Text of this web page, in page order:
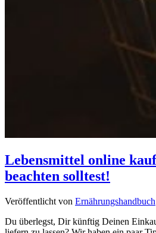
Lebensmittel online
beachten solltest!
Veröffentlicht von Ernährungshandbuch
Du überlegst, Dir künftig Deinen